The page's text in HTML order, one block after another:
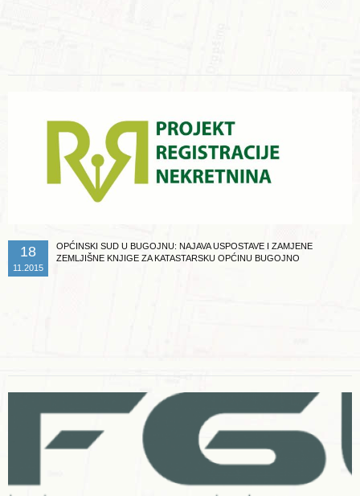
18
11.2015
OPĆINSKI SUD U BUGOJNU: NAJAVA USPOSTAVE I ZAMJENE
ZEMLJIŠNE KNJIGE ZA KATASTARSKU OPĆINU BUGOJNO